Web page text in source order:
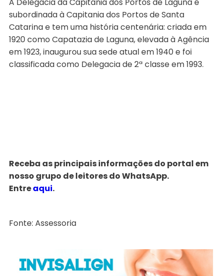
A Delegacia da Capitania dos Portos de Laguna é
subordinada à Capitania dos Portos de Santa
Catarina e tem uma história centenária: criada em
1920 como Capatazia de Laguna, elevada à Agência
em 1923, inaugurou sua sede atual em 1940 e foi
classificada como Delegacia de 2ª classe em 1993.
Receba as principais informações do portal em
nosso grupo de leitores do WhatsApp.
Entreaqui.
Fonte: Assessoria